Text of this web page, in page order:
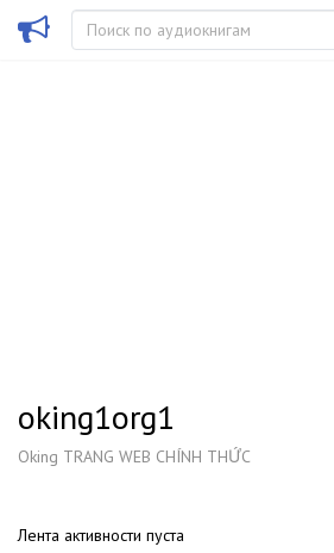
oking1org1
Oking TRANG WEB CHÍNH THỨC
Лента активности пуста